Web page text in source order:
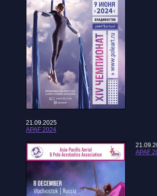
21.09.2025
APAF 2024
APAF